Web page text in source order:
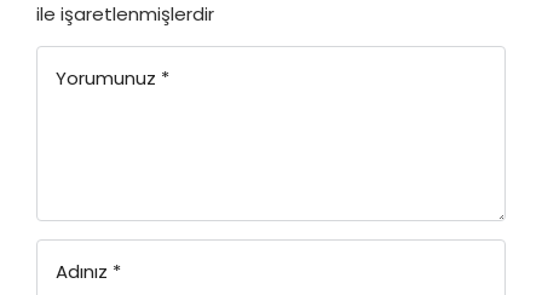
ile işaretlenmişlerdir
Yorumunuz *
Adınız *